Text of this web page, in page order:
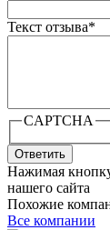
Текст отзыва*
CAPTCHA
Ответить
Нажимая
нашего сайта
Похожие
Все компании